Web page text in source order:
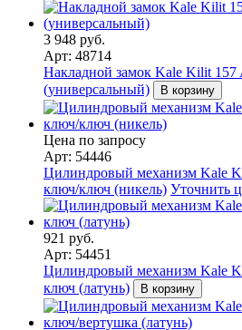
3 948 руб.
Арт: 48714
Накладной замок Kale Kilit 157
(универсальный)
В корзину
Цена по запросу
Арт: 54446
Цилиндровый механизм Kale
ключ/ключ (никель) Уточнить
921 руб.
Арт: 54451
Цилиндровый механизм Kale
ключ (латунь)
В корзину